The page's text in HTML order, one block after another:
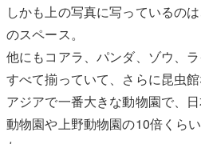
しかも上の写真に写っているの
のスペース。
他にもコアラ、パンダ、ゾウ、
すべて揃っていて、さらに昆虫館
アジアで一番大きな動物園で、
動物園や上野動物園の10倍くら